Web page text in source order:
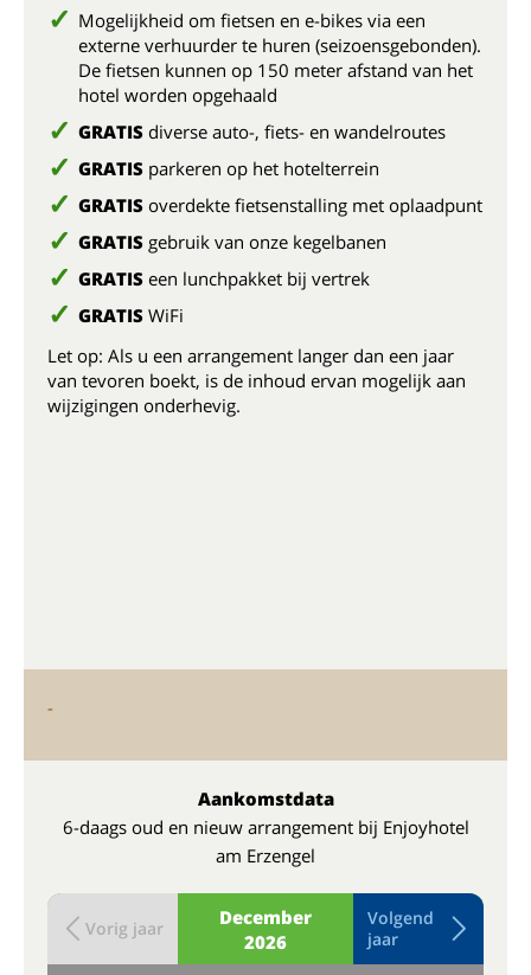
Mogelijkheid om fietsen en e-bikes via een
externe verhuurder te huren (seizoensgebonden).
De fietsen kunnen op 150 meter afstand van het
hotel worden opgehaald
GRATIS diverse auto-, fiets- en wandelroutes
GRATIS parkeren op het hotelterrein
GRATIS overdekte fietsenstalling met oplaadpunt
GRATIS gebruik van onze kegelbanen
GRATIS een lunchpakket bij vertrek
GRATIS WiFi
Let op: Als u een arrangement langer dan een jaar
van tevoren boekt, is de inhoud ervan mogelijk aan
wijzigingen onderhevig.
-
Aankomstdata
6-daags oud en nieuw arrangement bij Enjoyhotel
am Erzengel
December
2026
Vorig jaar
Volgend
jaar